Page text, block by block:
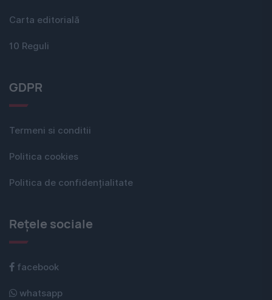
Carta editorială
10 Reguli
GDPR
Termeni si conditii
Politica cookies
Politica de confidențialitate
Rețele sociale
facebook
whatsapp